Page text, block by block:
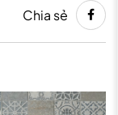
Chia sẻ